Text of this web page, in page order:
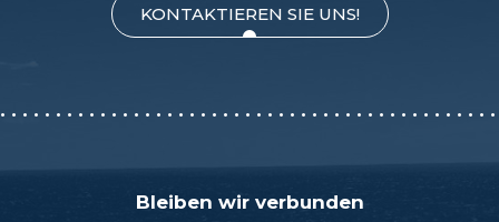
KONTAKTIEREN SIE UNS!
Bleiben wir verbunden